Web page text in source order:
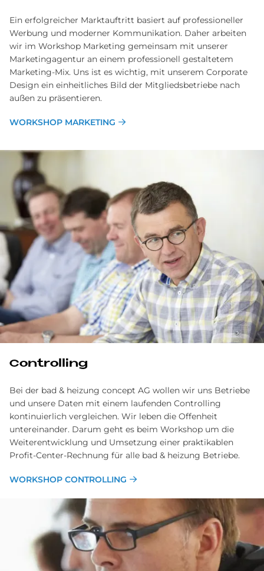
Ein erfolgreicher Marktauftritt basiert auf professioneller
Werbung und moderner Kommunikation. Daher arbeiten
wir im Workshop Marketing gemeinsam mit unserer
Marketingagentur an einem professionell gestaltetem
Marketing-Mix. Uns ist es wichtig, mit unserem Corporate
Design ein einheitliches Bild der Mitgliedsbetriebe nach
außen zu präsentieren.
WORKSHOP MARKETING
Controlling
Bei der bad & heizung concept AG wollen wir uns Betriebe
und unsere Daten mit einem laufenden Controlling
kontinuierlich vergleichen. Wir leben die Offenheit
untereinander. Darum geht es beim Workshop um die
Weiterentwicklung und Umsetzung einer praktikablen
Profit-Center-Rechnung für alle bad & heizung Betriebe.
WORKSHOP CONTROLLING